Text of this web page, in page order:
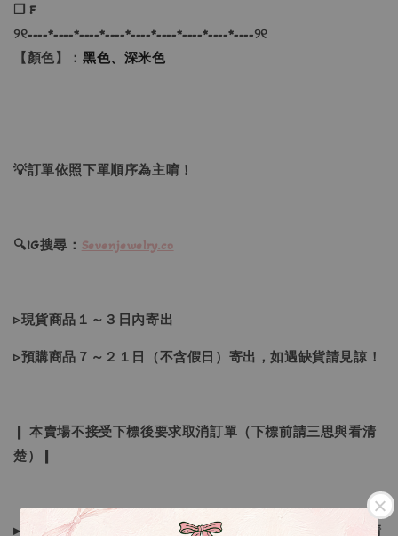
❐ F
୨୧----*----*----*----*----*----*----*----*----୨୧
【顏色】： 黑色、深米色
💡訂單依照下單順序為主唷！
🔍IG搜尋： Sevenjewelry.co
▹現貨商品１～３日內寄出
▹預購商品７～２１日（不含假日）寄出，如遇缺貨請見諒！
❙ 本賣場不接受下標後要求取消訂單（下標前請三思與看清
楚）❙
▸所有商品皆以日本、韓國售完為止，如下單後遇缺貨情形請